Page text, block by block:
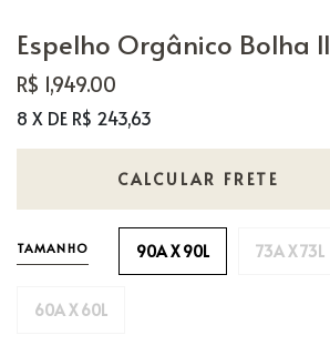
Espelho Orgânico Bolha II
R$ 1,949.00
8 X DE R$ 243,63
CALCULAR FRETE
TAMANHO 90A X 90L 73A X 73L
60A X 60L